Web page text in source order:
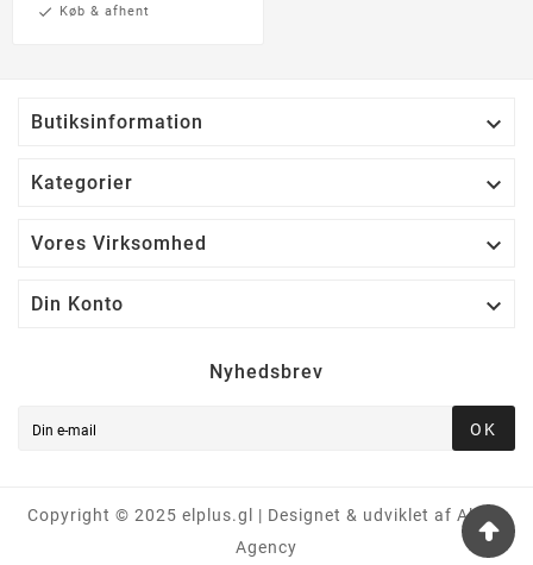
check Køb & afhent
Butiksinformation 
Kategorier 
Vores Virksomhed 
Din Konto 
Nyhedsbrev
OK
Copyright © 2025 elplus.gl | Designet & udviklet af Alpha
Agency